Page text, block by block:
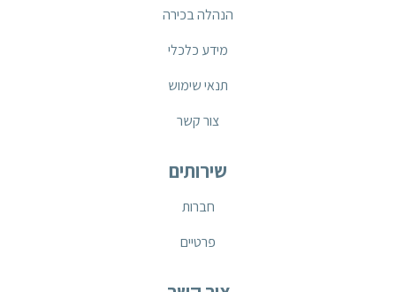
הנהלה בכירה
מידע כלכלי
תנאי שימוש
צור קשר
שירותים
חברות
פרטיים